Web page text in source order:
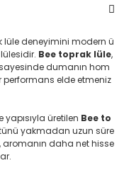
lüle deneyimini modern ü
Bee toprak lüle,
sayesinde dumanın hom
performans elde etmeniz
yapısıyla üretilen Bee to
yakmadan uzun süre
aromanın daha net hisse